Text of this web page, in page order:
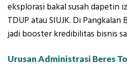
eksplorasi bakal susah dapetin
TDUP atau SIUJK. Di
jadi booster kredibilitas bisnis
Urusan Administrasi Beres